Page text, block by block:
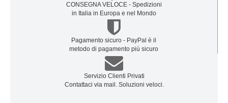
CONSEGNA VELOCE - Spedizioni
in Italia in Europa e nel Mondo
Pagamento sicuro - PayPal è il
metodo di pagamento più sicuro
Servizio Clienti Privati
Contattaci via mail. Soluzioni veloci.